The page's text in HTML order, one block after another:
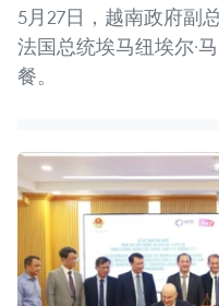
5月27日，越南政府副
法国总统埃马纽埃尔·
餐。